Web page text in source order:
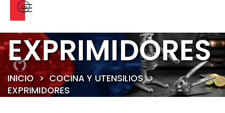
Categorías
EXPRIMIDORES
INICIO> COCINA Y UTENSILIOS>
EXPRIMIDORES